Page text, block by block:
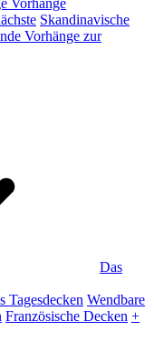
Vorhänge
Skandinavische
Vorhänge zur
Das
Tagesdecken Wendbare
Französische Decken +